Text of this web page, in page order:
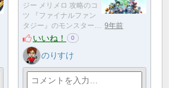
ジー メリメロ 攻略のコ
ツ 『ファイナルファン
タジー』のモンスター… 9年前
いいね！ 0
のりすけ